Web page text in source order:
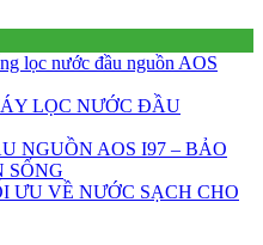
lọc nước đầu nguồn AOS
LỌC NƯỚC ĐẦU
NGUỒN AOS I97 – BẢO
SỐNG
ƯU VỀ NƯỚC SẠCH CHO